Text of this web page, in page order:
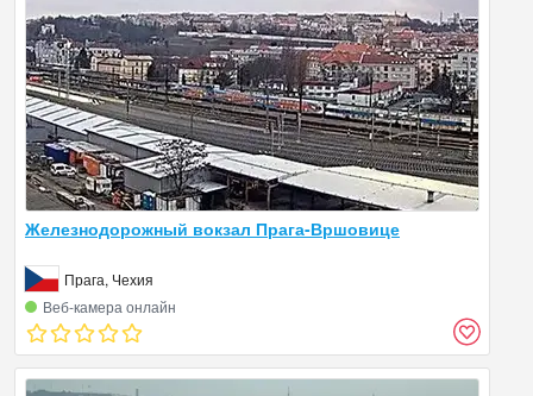
Железнодорожный вокзал Прага-Вршовице
Прага, Чехия
Веб‑камера онлайн